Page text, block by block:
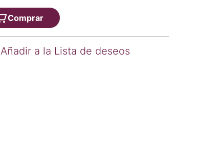
Comprar
Añadir a la Lista de deseos